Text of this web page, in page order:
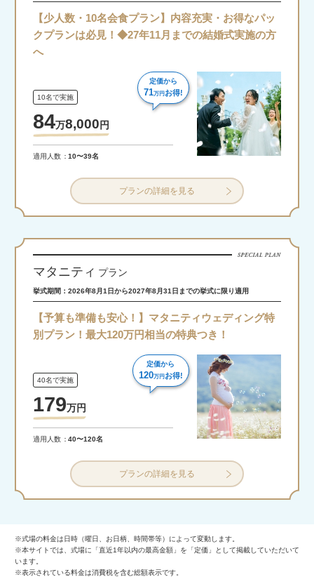
【少人数・10名会食プラン】内容充実・お得なパッ
クプランは必見！◆27年11月までの結婚式実施の方
へ
10名で実施
84万8,000円
定価から
71万円お得!
適用人数 10〜39名
プランの詳細を見る
マタニティ プラン
挙式期間：2026年8月1日から2027年8月31日までの挙式に限り適用
【予算も準備も安心！】マタニティウェディング特
別プラン！最大120万円相当の特典つき！
40名で実施
179万円
定価から
120万円お得!
適用人数 40〜120名
プランの詳細を見る
※式場の料金は日時（曜日、お日柄、時間帯等）によって変動します。
※本サイトでは、式場に「直近1年以内の最高金額」を「定価」として掲載していただいて
います。
※表示されている料金は消費税を含む総額表示です。